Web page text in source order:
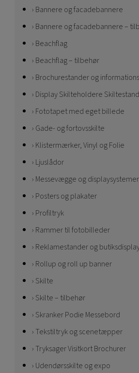
Bannere og facadebannere
Bannere og facadebannere –
Beachflag
Beachflag – tilbehør
Brochurestander og
Display Skilteholdere
Fototapet med eget billede
Gade- og fortovsskilte
Klistermærker, Vinyl og Folie
Ljuslådor
Messevægge og displaysystemer
Posters og plakater
Profiltryk
Rammer til fotobilleder
Reklamestander og
Rollup og roll up banner
Skilte
Skilte – tilbehør
Skranker Podie Messebord
Tekstiltryk og scenetæpper
Tryksager Visitkort Brochurer
Udendørsskilte og expo